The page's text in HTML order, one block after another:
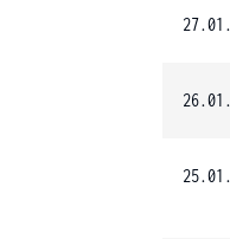
27.01.
26.01.
25.01.